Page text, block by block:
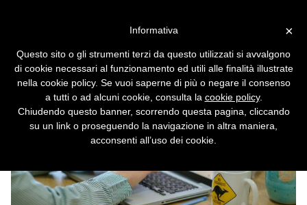
luglio diventa in sola lettura
La licenza perpetua non è poi così perpetua.
×
Informativa
Questo sito o gli strumenti terzi da questo utilizzati si avvalgono
di cookie necessari al funzionamento ed utili alle finalità illustrate
nella cookie policy. Se vuoi saperne di più o negare il consenso
a tutti o ad alcuni cookie, consulta la cookie policy.
Chiudendo questo banner, scorrendo questa pagina, cliccando
su un link o proseguendo la navigazione in altra maniera,
acconsenti all’uso dei cookie.